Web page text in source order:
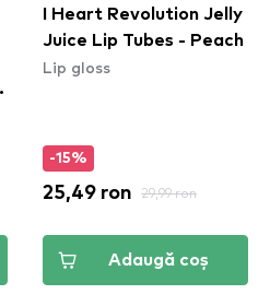
I Heart Revolution Jelly
Juice Lip Tubes - Peach
Lip gloss
-15%
25,49 ron 29,99 ron
Adaugă coș